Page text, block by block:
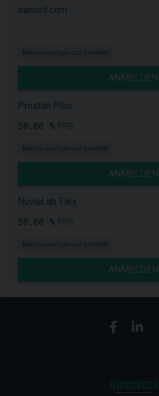
sanuvit.com
Nahrungsergänzungsmittel
ANMELDEN
Prostan Plus
30,00 %
Nahrungsergänzungsmittel
ANMELDEN
NuviaLab Flex
30,00 %
Nahrungsergänzungsmittel
ANMELDEN